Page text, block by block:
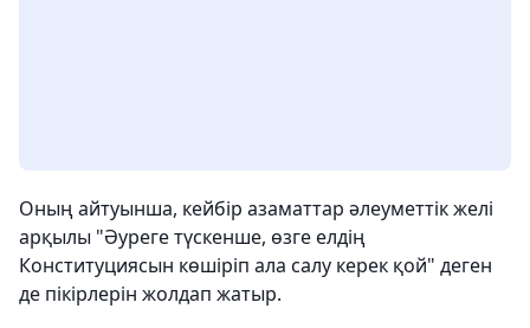
Оның айтуынша, кейбір азаматтар әлеуметтік желі
арқылы "Әуреге түскенше, өзге елдің
Конституциясын көшіріп ала салу керек қой" деген
де пікірлерін жолдап жатыр.